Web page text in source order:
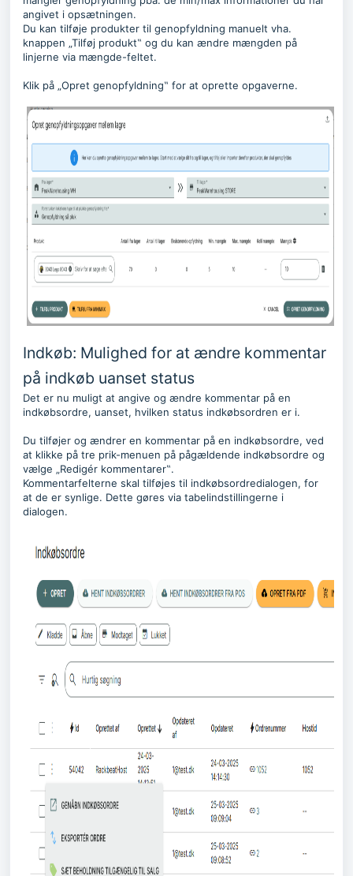
angivet i opsætningen.
Du kan tilføje produkter til genopfyldning manuelt vha.
knappen „Tilføj produkt‟ og du kan ændre mængden på
linjerne via mængde-feltet.
Klik på „Opret genopfyldning‟ for at oprette opgaverne.
Indkøb: Mulighed for at ændre kommentar
på indkøb uanset status
Det er nu muligt at angive og ændre kommentar på en
indkøbsordre, uanset, hvilken status indkøbsordren er i.
Du tilføjer og ændrer en kommentar på en indkøbsordre, ved
at klikke på tre prik-menuen på pågældende indkøbsordre og
vælge „Redigér kommentarer‟.
Kommentarfelterne skal tilføjes til indkøbsordredialogen, for
at de er synlige. Dette gøres via tabelindstillingerne i
dialogen.